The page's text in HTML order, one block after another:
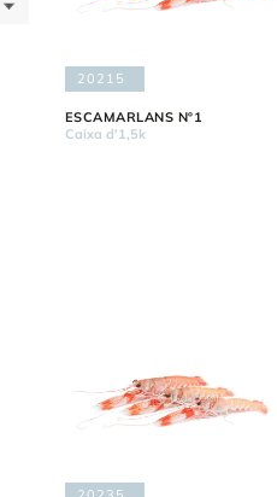
20215
ESCAMARLANS Nº1
Caixa d'1,5k